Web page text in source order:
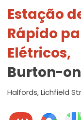
Estação
Rápido
Elétricos,
Burton-
Halfords, Lichfield